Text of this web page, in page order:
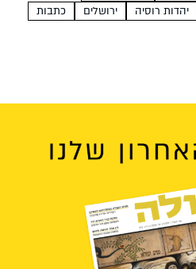
יהדות רוסיה ירושלים
כתבות